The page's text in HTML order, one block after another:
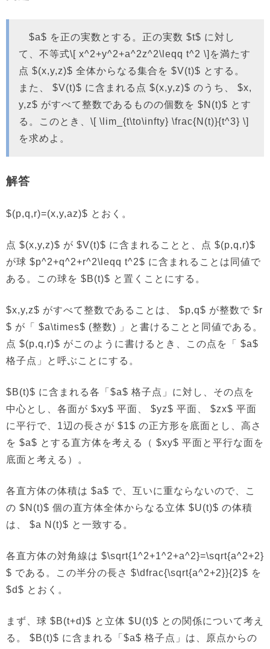
$a$ を正の実数とする。正の実数 $t$ に対し
て、不等式\[ x^2+y^2+a^2z^2\leqq t^2 \]を満たす
点 $(x,y,z)$ 全体からなる集合を $V(t)$ とする。
また、 $V(t)$ に含まれる点 $(x,y,z)$ のうち、 $x,
y,z$ がすべて整数であるものの個数を $N(t)$ とす
る。このとき、\[ \lim_{t\to\infty} \frac{N(t)}{t^3} \]
を求めよ。
解答
$(p,q,r)=(x,y,az)$ とおく。
点 $(x,y,z)$ が $V(t)$ に含まれることと、点 $(p,q,r)$
が球 $p^2+q^2+r^2\leqq t^2$ に含まれることは同値で
ある。この球を $B(t)$ と置くことにする。
$x,y,z$ がすべて整数であることは、 $p,q$ が整数で $r
$ が「 $a\times$ (整数) 」と書けることと同値である。
点 $(p,q,r)$ がこのように書けるとき、この点を「 $a$
格子点」と呼ぶことにする。
$B(t)$ に含まれる各「$a$ 格子点」に対し、その点を
中心とし、各面が $xy$ 平面、 $yz$ 平面、 $zx$ 平面
に平行で、1辺の長さが $1$ の正方形を底面とし、高さ
を $a$ とする直方体を考える（ $xy$ 平面と平行な面を
底面と考える）。
各直方体の体積は $a$ で、互いに重ならないので、こ
の $N(t)$ 個の直方体全体からなる立体 $U(t)$ の体積
は、 $a N(t)$ と一致する。
各直方体の対角線は $\sqrt{1^2+1^2+a^2}=\sqrt{a^2+2}
$ である。この半分の長さ $\dfrac{\sqrt{a^2+2}}{2}$ を
$d$ とおく。
まず、球 $B(t+d)$ と立体 $U(t)$ との関係について考え
る。 $B(t)$ に含まれる「$a$ 格子点」は、原点からの